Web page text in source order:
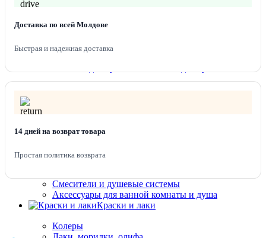
Линолеум 3,5 м
Плинтуса для пола
ванной комнаты
Раковины Melana
Смесители и душевые системы
Аксессуары для ванной комнаты и душа
Краски и лаки
Колеры
Доставка по всей Молдове
Быстрая и надежная доставка
14 дней на возврат товара
Простая политика возврата